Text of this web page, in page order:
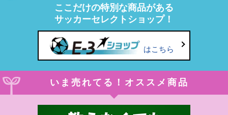
ここだけの特別な商品がある
サッカーセレクトショップ！
はこちら
いま売れてる！オススメ商品